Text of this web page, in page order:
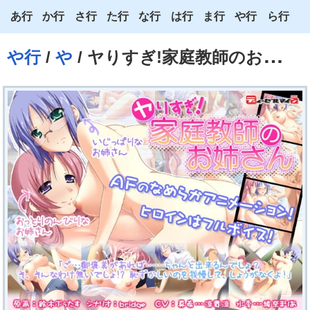
や行/ や / ヤりすぎ!家庭教師のお姉さん
あ行
い
う
え
お
か行
き
く
け
こ
さ行
し
す
せ
そ
た行
ち
つ
て
と
な行
に
ぬ
ね
の
は行
ひ
ふ
へ
ほ
ま行
み
む
め
も
や行
ゆ
よ
わ
ら行
り
る
れ
ろ